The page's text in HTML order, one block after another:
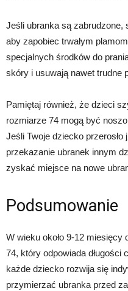
Jeśli ubranka są zabrudzone,
aby zapobiec trwałym
specjalnych środków do
skóry i usuwają nawet trudne
Pamiętaj również, że dzieci
rozmiarze 74 mogą być
Jeśli Twoje dziecko
przekazanie ubranek innym
zyskać miejsce na nowe
Podsumowanie
W wieku około 9-12
74, który odpowiada długości
każde dziecko rozwija się
przymierzać ubranka przed